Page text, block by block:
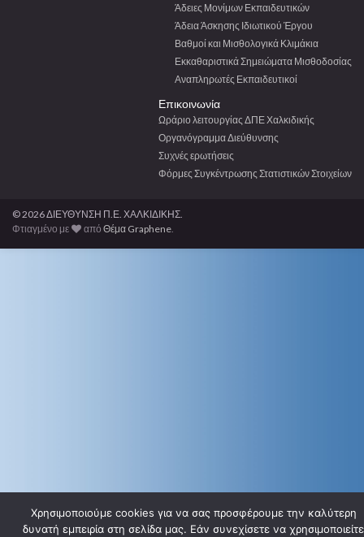
Άδειες Μονίμων Εκπαιδευτικών
Άδεια Άσκησης Ιδιωτικού Έργου
Βαθμοί και Μισθολογικά Κλιμάκια
Εκκαθαριστικά Σημειώματα Μισθοδοσίας
Αναπληρωτές Εκπαιδευτικοί
Επικοινωνία
Ωράριο λειτουργίας ΔΠΕ Χαλκιδικής
Οργανόγραμμα Διεύθυνσης
Συχνές ερωτήσεις
Φόρμες Συγκέντρωσης Στατιστικών Στοιχείων
© 2026 ΔΙΕΥΘΥΝΣΗ Π.Ε. ΧΑΛΚΙΔΙΚΗΣ.
Φτιαγμένο με
απόΘέμα Graphene
Χρησιμοποιούμε cookies για να σας προσφέρουμε την καλύτερη
δυνατή εμπειρία στη σελίδα μας. Εάν συνεχίσετε να χρησιμοποιείτε